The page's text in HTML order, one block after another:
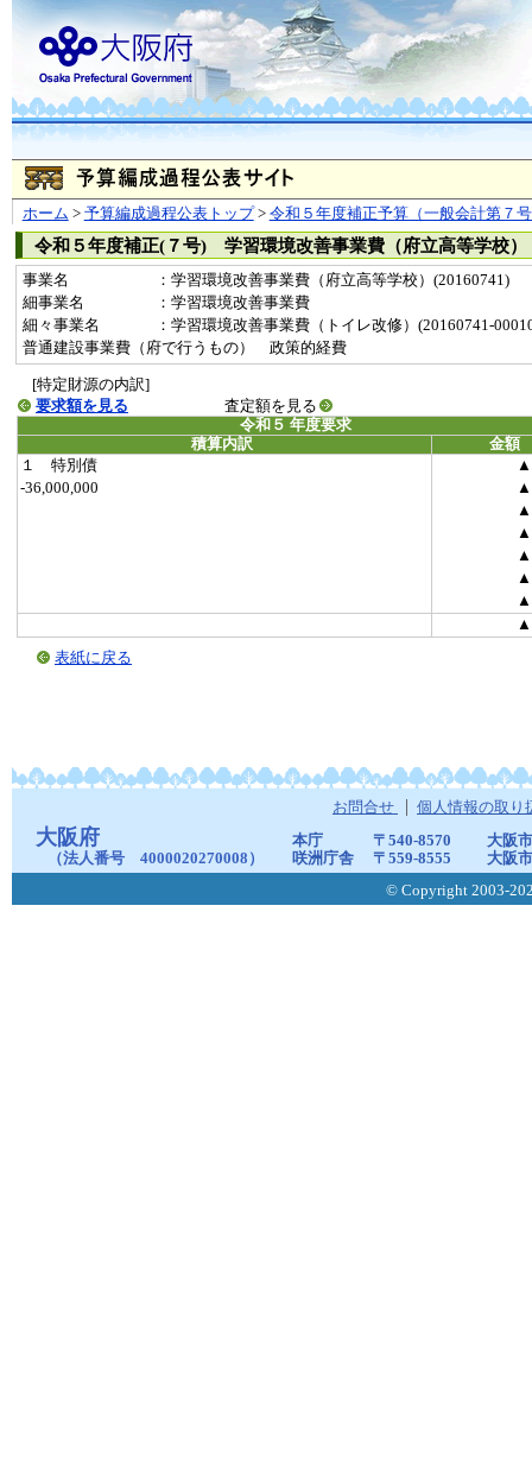
ホーム > 予算編成過程公表トップ> 令和５年度補正予算（一般会計第７
令和５年度補正(７号) 学習環境改善事業費（府立高等学校）
事業名
：学習環境改善事業費（府立高等学校）(20160741)
細事業名
：学習環境改善事業費
細々事業名
：学習環境改善事業費（トイレ改修）(20160741-
普通建設事業費（府で行うもの） 政策的経費
[特定財源の内訳]
要求額を見る
査定額を見る
令和５ 年度要求
積算内訳
金額
１ 特別債
-36,000,000
表紙に戻る
お問合せ 個人情報の取り
大阪府
（法人番号 4000020270008）
本庁 〒540-8570
大阪
咲洲庁舎
〒559-8555
大阪
© Copyright 2003-